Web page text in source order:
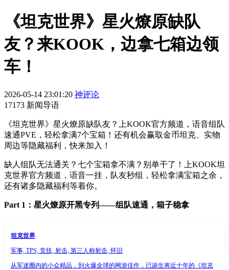
《坦克世界》星火燎原缺队
友？来KOOK，边拿七箱边领
车！
2026-05-14 23:01:20 神评论
17173 新闻导语
《坦克世界》星火燎原缺队友？上KOOK官方频道，语音组队
速通PVE，轻松拿满7个宝箱！还有机会赢取金币坦克、实物
周边等隐藏福利，快来加入！
缺人组队无法通关？七个宝箱拿不满？别单干了！上KOOK坦
克世界官方频道，语音一挂，队友秒组，轻松拿满宝箱之余，
还有诸多隐藏福利等着你。
Part 1：星火燎原开黑专列——组队速通，箱子稳拿
坦克世界
军事, TPS, 竞技, 射击, 第三人称射击, 怀旧
从军迷圈内的小众精品，到火爆全球的网游佳作，已诞生将近十年的《坦克